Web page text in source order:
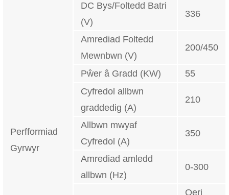
Perfformiad
Gyrwyr
DC Bys/Foltedd Batri
(V)
336
Amrediad Foltedd
Mewnbwn (V)
200/450
Pŵer â Gradd (KW)
55
Cyfredol allbwn
graddedig (A)
210
Allbwn mwyaf
Cyfredol (A)
350
Amrediad amledd
allbwn (Hz)
0-300
Oeri